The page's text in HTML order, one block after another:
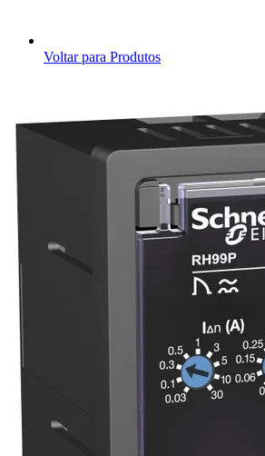
Voltar para Produtos